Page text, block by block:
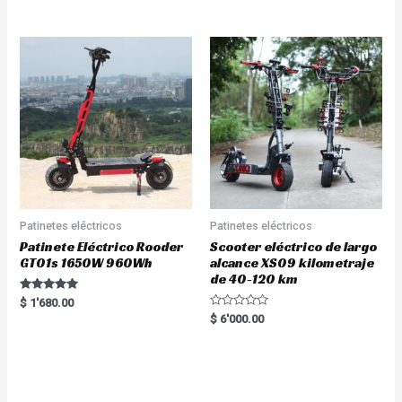
Patinetes eléctricos
Patinete Eléctrico Rooder
GT01s 1650W 960Wh
Rated
5.00
$ 1'680.00
Patinetes eléctricos
Scooter eléctrico de largo
alcance XS09 kilometraje
de 40-120 km
R
a
$ 6'000.00